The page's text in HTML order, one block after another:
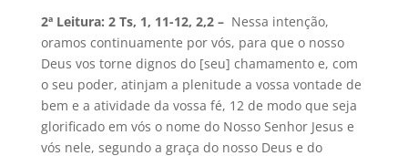
2ª Leitura: 2 Ts, 1, 11-12, 2,2 – Nessa intenção,
oramos continuamente por vós, para que o nosso
Deus vos torne dignos do [seu] chamamento e, com
o seu poder, atinjam a plenitude a vossa vontade de
bem e a atividade da vossa fé, 12 de modo que seja
glorificado em vós o nome do Nosso Senhor Jesus e
vós nele, segundo a graça do nosso Deus e do